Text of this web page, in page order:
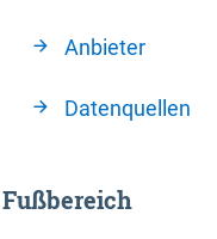
Anbieter
Datenquellen
Fußbereich